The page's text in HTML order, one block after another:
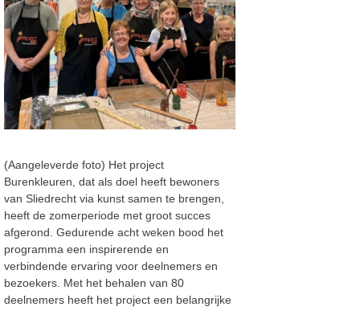
(Aangeleverde foto) Het project
Burenkleuren, dat als doel heeft bewoners
van Sliedrecht via kunst samen te brengen,
heeft de zomerperiode met groot succes
afgerond. Gedurende acht weken bood het
programma een inspirerende en
verbindende ervaring voor deelnemers en
bezoekers. Met het behalen van 80
deelnemers heeft het project een belangrijke